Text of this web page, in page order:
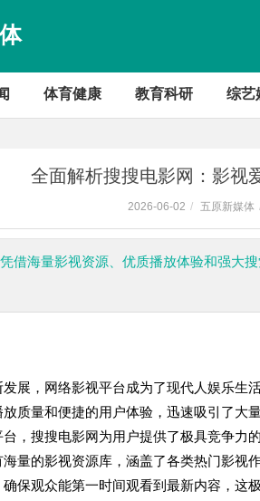
体育健康 教育科研 综艺
全面解析搜搜电影网：影视
2026-06-02 / 五原新媒体
借海量影视资源、优质播放体验和强大
展，网络影视平台成为了现代人娱乐
质量和便捷的用户体验，迅速吸引了大
，搜搜电影网为用户提供了极具竞争力
量的影视资源库，涵盖了各类热门影视
保观众能第一时间观看到最新内容，这